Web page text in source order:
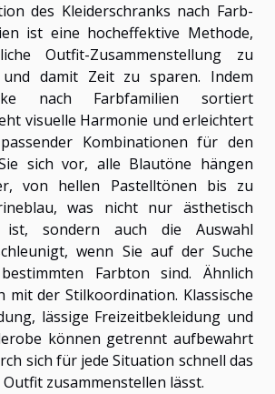
des Kleiderschranks nach Farb-
ist eine hocheffektive Methode,
Outfit-Zusammenstellung zu
und damit Zeit zu sparen. Indem
nach Farbfamilien sortiert
visuelle Harmonie und erleichtert
Kombinationen für den
sich vor, alle Blautöne hängen
von hellen Pastelltönen bis zu
was nicht nur ästhetisch
ist, sondern auch die Auswahl
wenn Sie auf der Suche
Farbton sind. Ähnlich
mit der Stilkoordination. Klassische
lässige Freizeitbekleidung und
können getrennt aufbewahrt
sich für jede Situation schnell das
zusammenstellen lässt.